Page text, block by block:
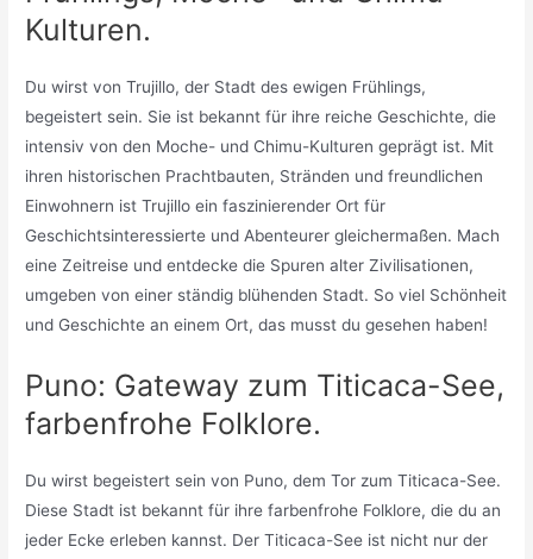
Kulturen.
Du wirst von Trujillo, der Stadt des ewigen Frühlings,
begeistert sein. Sie ist bekannt für ihre reiche Geschichte, die
intensiv von den Moche- und Chimu-Kulturen geprägt ist. Mit
ihren historischen Prachtbauten, Stränden und freundlichen
Einwohnern ist Trujillo ein faszinierender Ort für
Geschichtsinteressierte und Abenteurer gleichermaßen. Mach
eine Zeitreise und entdecke die Spuren alter Zivilisationen,
umgeben von einer ständig blühenden Stadt. So viel Schönheit
und Geschichte an einem Ort, das musst du gesehen haben!
Puno: Gateway zum Titicaca-See,
farbenfrohe Folklore.
Du wirst begeistert sein von Puno, dem Tor zum Titicaca-See.
Diese Stadt ist bekannt für ihre farbenfrohe Folklore, die du an
jeder Ecke erleben kannst. Der Titicaca-See ist nicht nur der